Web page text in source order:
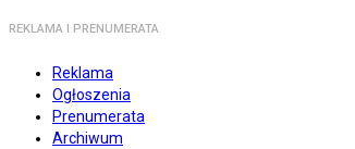
REKLAMA I PRENUMERATA
Reklama
Ogłoszenia
Prenumerata
Archiwum